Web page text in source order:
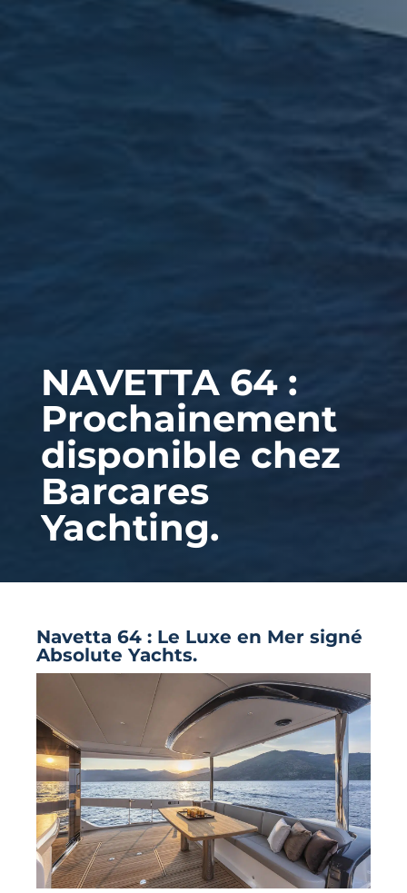
NAVETTA 64 :
Prochainement
disponible chez
Barcares
Yachting.
Navetta 64 : Le Luxe en Mer signé
Absolute Yachts.